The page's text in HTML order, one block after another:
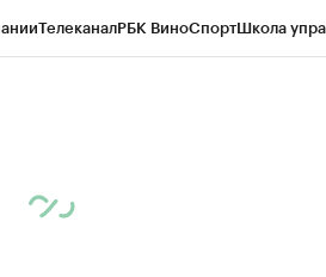
ТелеканалРБК ВиноСпортШкола